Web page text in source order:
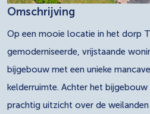
Omschrijving
Op een mooie locatie in het dorp
gemoderniseerde, vrijstaande
bijgebouw met een unieke
kelderruimte. Achter het
prachtig uitzicht over de